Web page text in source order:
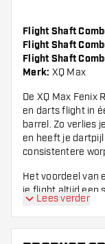
Flight Shaft
Flight Shaft
Flight Shaft
Merk: XQ Max
De XQ Max Fenix
en darts flight in
barrel. Zo verlies
en heeft je
consistentere
Het voordeel van
je flight altijd een
staat ook altijd
aerodynamisch
barrel met flight.
Lees verder